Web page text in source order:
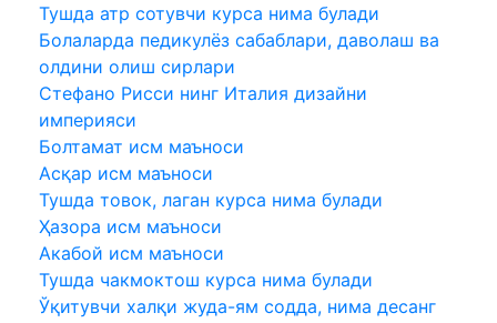
Тушда атр сотувчи курса нима булади
Болаларда педикулёз сабаблари, даволаш ва
олдини олиш сирлари
Стефано Риccи нинг Италия дизайни
империяси
Болтамат исм маъноси
Асқар исм маъноси
Тушда товок, лаган курса нима булади
Ҳазора исм маъноси
Акабой исм маъноси
Тушда чакмоктош курса нима булади
Ўқитувчи халқи жуда-ям содда, нима десанг